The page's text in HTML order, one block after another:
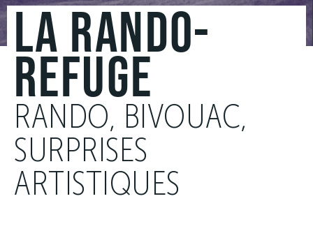
LA RANDO-
REFUGE
RANDO, BIVOUAC,
SURPRISES
ARTISTIQUES